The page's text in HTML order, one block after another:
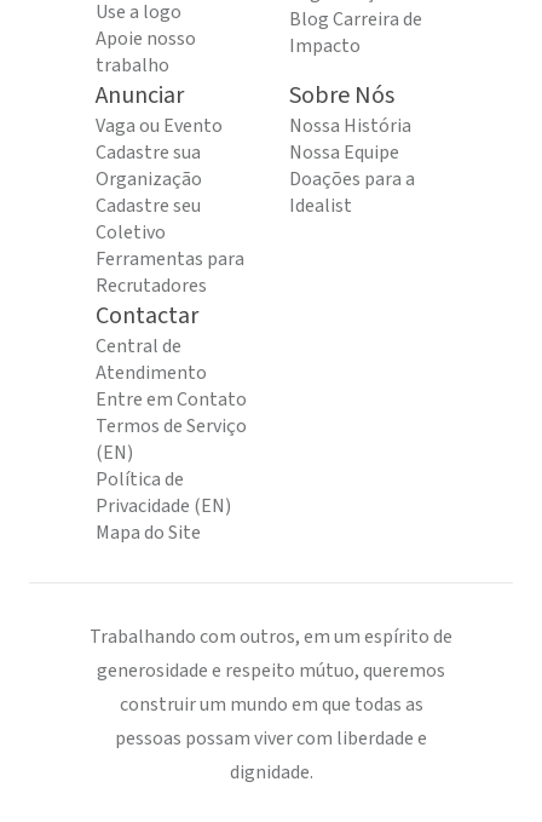
Use a logo
Apoie nosso
trabalho
Blog Carreira de
Impacto
Anunciar
Vaga ou Evento
Cadastre sua
Organização
Cadastre seu
Coletivo
Ferramentas para
Recrutadores
Sobre Nós
Nossa História
Nossa Equipe
Doações para a
Idealist
Contactar
Central de
Atendimento
Entre em Contato
Termos de Serviço
(EN)
Política de
Privacidade (EN)
Mapa do Site
Trabalhando com outros, em um espírito de
generosidade e respeito mútuo, queremos
construir um mundo em que todas as
pessoas possam viver com liberdade e
dignidade.